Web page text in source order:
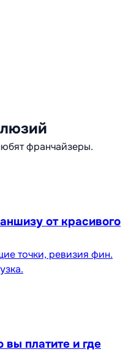
франчайзеры.
от красивого
точки, ревизия фин.
платите и где